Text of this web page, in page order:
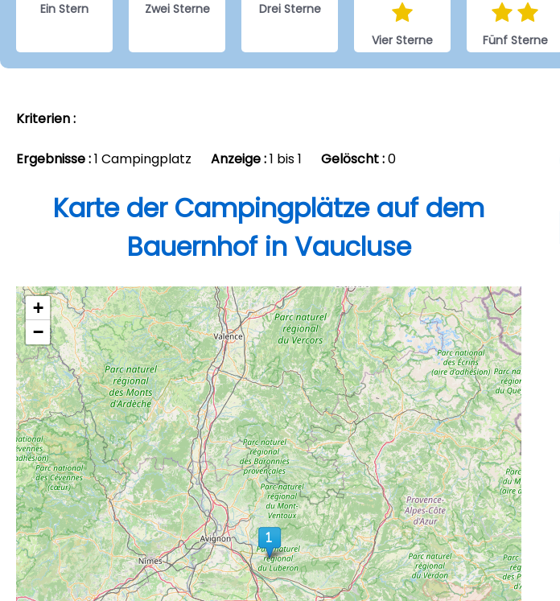
Ein Stern Zwei Sterne
Drei Sterne
Vier Sterne
Fünf Sterne
Kriterien :
Ergebnisse :1 Campingplatz Anzeige :1 bis 1 Gelöscht :0
Karte der Campingplätze auf dem
Bauernhof in Vaucluse
+
−